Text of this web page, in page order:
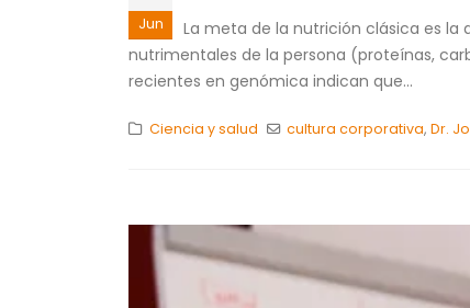
Jun
La meta de la nutrición clásica es la
nutrimentales de la persona (proteínas,
recientes en genómica indican que...
Ciencia y salud cultura corporativa,Dr.